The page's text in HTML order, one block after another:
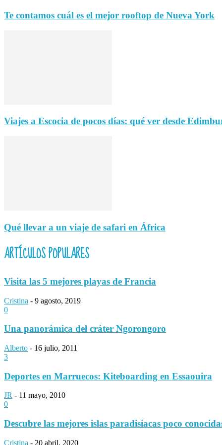
Te contamos cuál es el mejor rooftop de Nueva York
Viajes a Escocia de pocos días: qué ver desde
Qué llevar a un viaje de safari en África
ARTÍCULOS POPULARES
Visita las 5 mejores playas de Francia
Cristina - 9 agosto, 2019
0
Una panorámica del cráter Ngorongoro
Alberto - 16 julio, 2011
3
Deportes en Marruecos: Kiteboarding en Essaouira
JR - 11 mayo, 2010
0
Descubre las mejores islas paradisíacas poco
Cristina - 20 abril, 2020